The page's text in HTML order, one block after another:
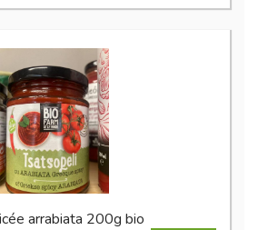
arrabiata 200g bio